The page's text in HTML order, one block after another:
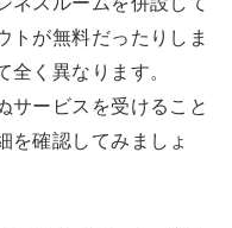
トが無料だったりしま
く異なります。
サービスを受けること
を確認してみましょ